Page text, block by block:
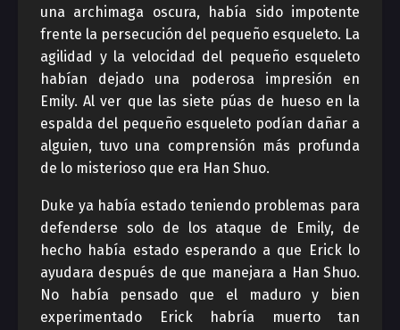
una archimaga oscura, había sido impotente
frente la persecución del pequeño esqueleto. La
agilidad y la velocidad del pequeño esqueleto
habían dejado una poderosa impresión en
Emily. Al ver que las siete púas de hueso en la
espalda del pequeño esqueleto podían dañar a
alguien, tuvo una comprensión más profunda
de lo misterioso que era Han Shuo.
Duke ya había estado teniendo problemas para
defenderse solo de los ataque de Emily, de
hecho había estado esperando a que Erick lo
ayudara después de que manejara a Han Shuo.
No había pensado que el maduro y bien
experimentado Erick habría muerto tan